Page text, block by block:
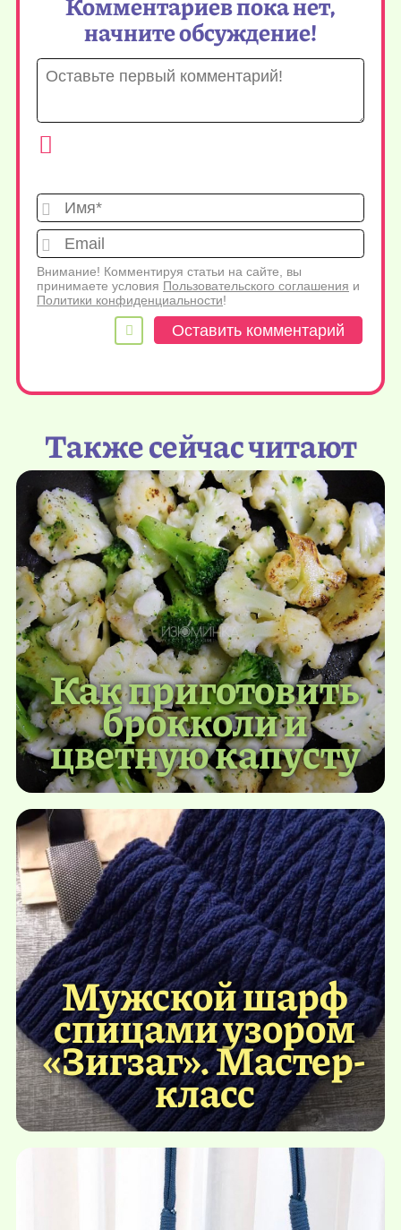
начните обсуждение!
Имя*
Внимание! Комментируя статьи на сайте, вы
принимаете условия Пользовательского соглашения и
Политики конфиденциальности!
Также сейчас читают
Как приготовить
брокколи и
цветную капусту
Мужской шарф
спицами узором
«Зигзаг». Мастер-
класс